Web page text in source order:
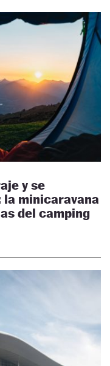
y se
la minicaravana
del camping